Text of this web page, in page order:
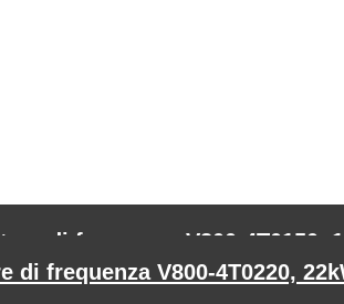
di frequenza V800-4T0150,
di frequenza V800-4T0220,